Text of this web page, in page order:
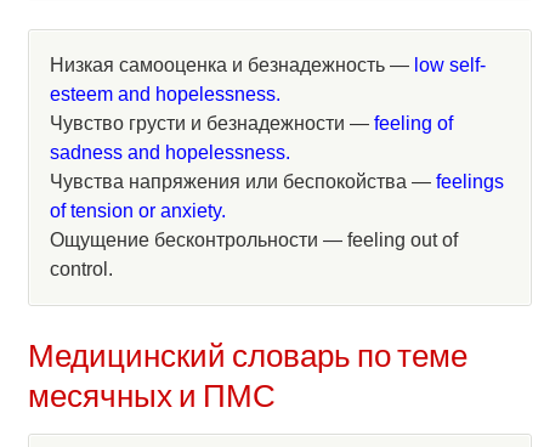
Низкая самооценка и безнадежность — low self-
esteem and hopelessness.
Чувство грусти и безнадежности — feeling of
sadness and hopelessness.
Чувства напряжения или беспокойства — feelings
of tension or anxiety.
Ощущение бесконтрольности — feeling out of
control.
Медицинский словарь по теме
месячных и ПМС